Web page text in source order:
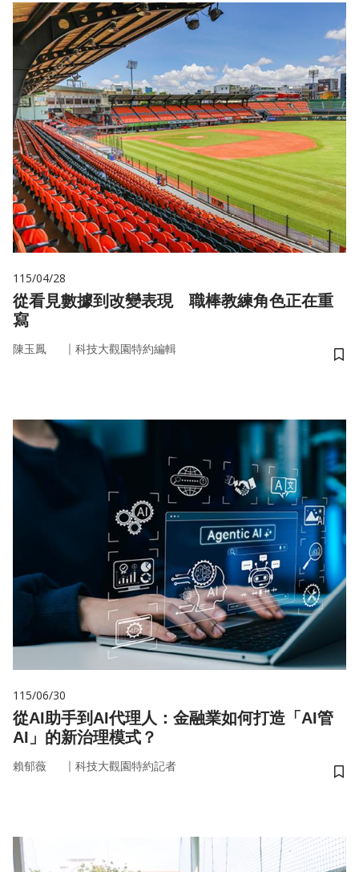
115/04/28
從看見數據到改變表現 職棒教練角色正在重
寫
陳玉鳳 ｜ 科技大觀園特約編輯
儲
115/06/30
從AI助手到AI代理人：金融業如何打造「AI管
AI」的新治理模式？
賴郁薇 ｜ 科技大觀園特約記者
儲